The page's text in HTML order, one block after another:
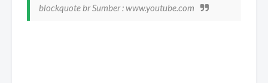
blockquote br Sumber : www.youtube.com